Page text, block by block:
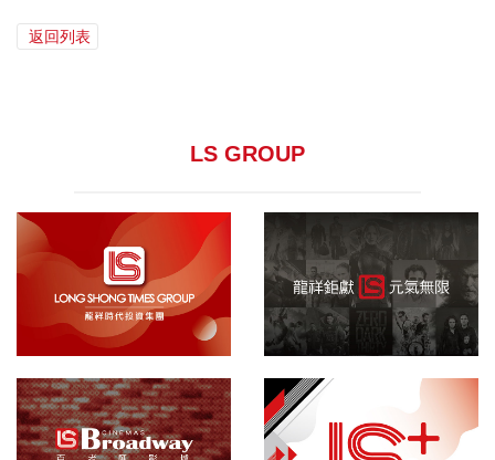
返回列表
LS GROUP
龍祥集團 院線發行
百老匯影城 敬請期待